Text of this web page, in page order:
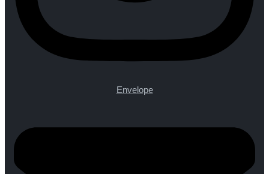
Envelope